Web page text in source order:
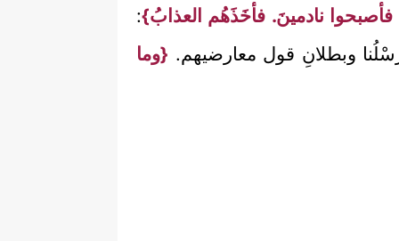
نادمينَ. فأخَذَهُم العذابُ}:
وبطلانِ قول معارضيهم. {وما